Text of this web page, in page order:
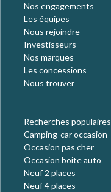
Nos engagements
Les équipes
Nous rejoindre
Investisseurs
Nos marques
Les concessions
Nous trouver
Recherches populaires
Camping-car occasion
Occasion pas cher
Occasion boite auto
Neuf 2 places
Neuf 4 places